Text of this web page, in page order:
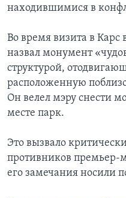
находившимися в
Во время визита в Карс
назвал монумент
структурой,
расположенную
Он велел мэру снести
месте парк.
Это вызвало
противников премьер-
его замечания носили